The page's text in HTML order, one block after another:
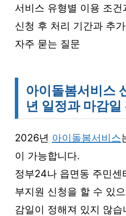
서비스 유형별 이용 조건
신청 후 처리 기간과 추
자주 묻는 질문
아이돌봄서비스
년 일정과 마감일
2026년 아이돌봄서비스
이 가능합니다.
정부24나 읍면동 주민센
부지원 신청을 할 수 있
감일이 정해져 있지 않습